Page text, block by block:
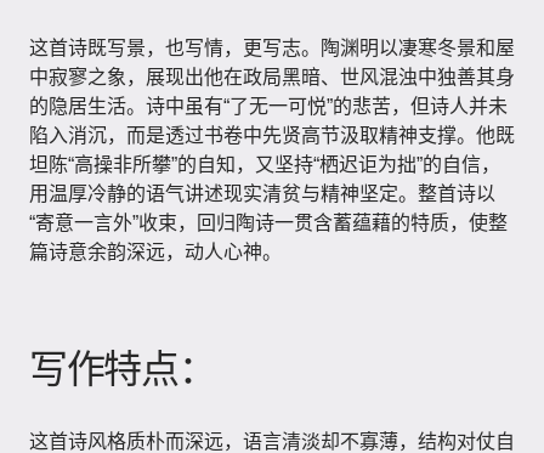
这首诗既写景，也写情，更写志。陶渊明以凄寒冬景和屋
中寂寥之象，展现出他在政局黑暗、世风混浊中独善其身
的隐居生活。诗中虽有“了无一可悦”的悲苦，但诗人并未
陷入消沉，而是透过书卷中先贤高节汲取精神支撑。他既
坦陈“高操非所攀”的自知，又坚持“栖迟讵为拙”的自信，
用温厚冷静的语气讲述现实清贫与精神坚定。整首诗以
“寄意一言外”收束，回归陶诗一贯含蓄蕴藉的特质，使整
篇诗意余韵深远，动人心神。
写作特点：
这首诗风格质朴而深远，语言清淡却不寡薄，结构对仗自